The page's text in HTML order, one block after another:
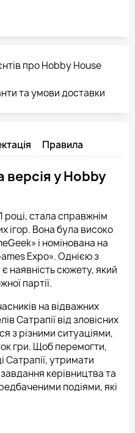
про Hobby House
та умови доставки
Правила
версія у Hobby
році, стала справжнім
ігор. Вона була високо
і номінована на
Expo». Однією з
наявність сюжету, який
партії.
на відважних
Сатрапії від зловісних
з різними ситуаціями,
гри. Щоб перемогти,
Сатрапії, утримати
керівництва та
подіями, які